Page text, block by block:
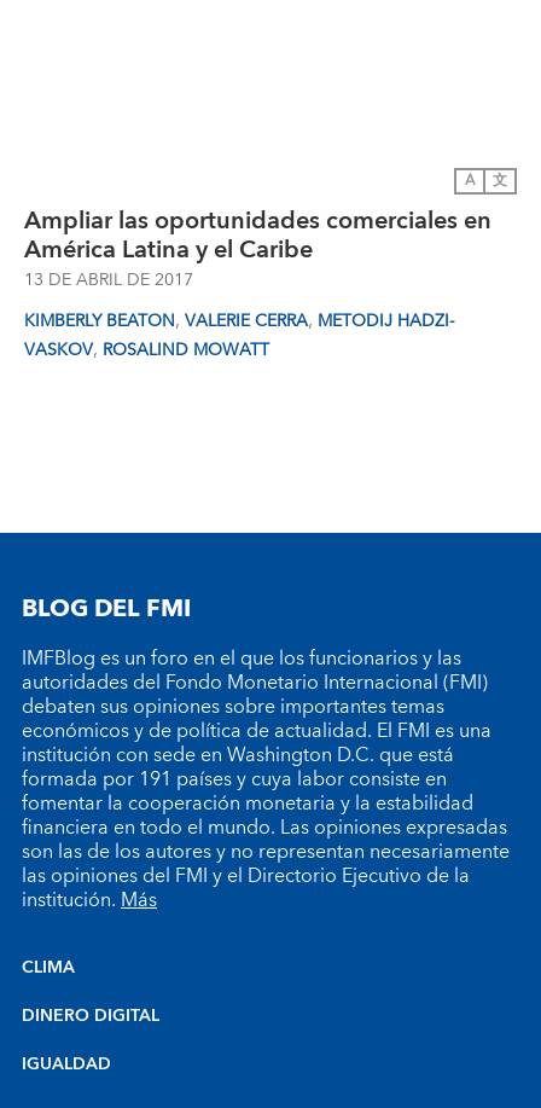
A 文
Ampliar las oportunidades comerciales en
América Latina y el Caribe
13 DE ABRIL DE 2017
KIMBERLY BEATON, VALERIE CERRA, METODIJ HADZI-
VASKOV, ROSALIND MOWATT
BLOG DEL FMI
IMFBlog es un foro en el que los funcionarios y las
autoridades del Fondo Monetario Internacional (FMI)
debaten sus opiniones sobre importantes temas
económicos y de política de actualidad. El FMI es una
institución con sede en Washington D.C. que está
formada por 191 países y cuya labor consiste en
fomentar la cooperación monetaria y la estabilidad
financiera en todo el mundo. Las opiniones expresadas
son las de los autores y no representan necesariamente
las opiniones del FMI y el Directorio Ejecutivo de la
institución.Más
CLIMA
DINERO DIGITAL
IGUALDAD